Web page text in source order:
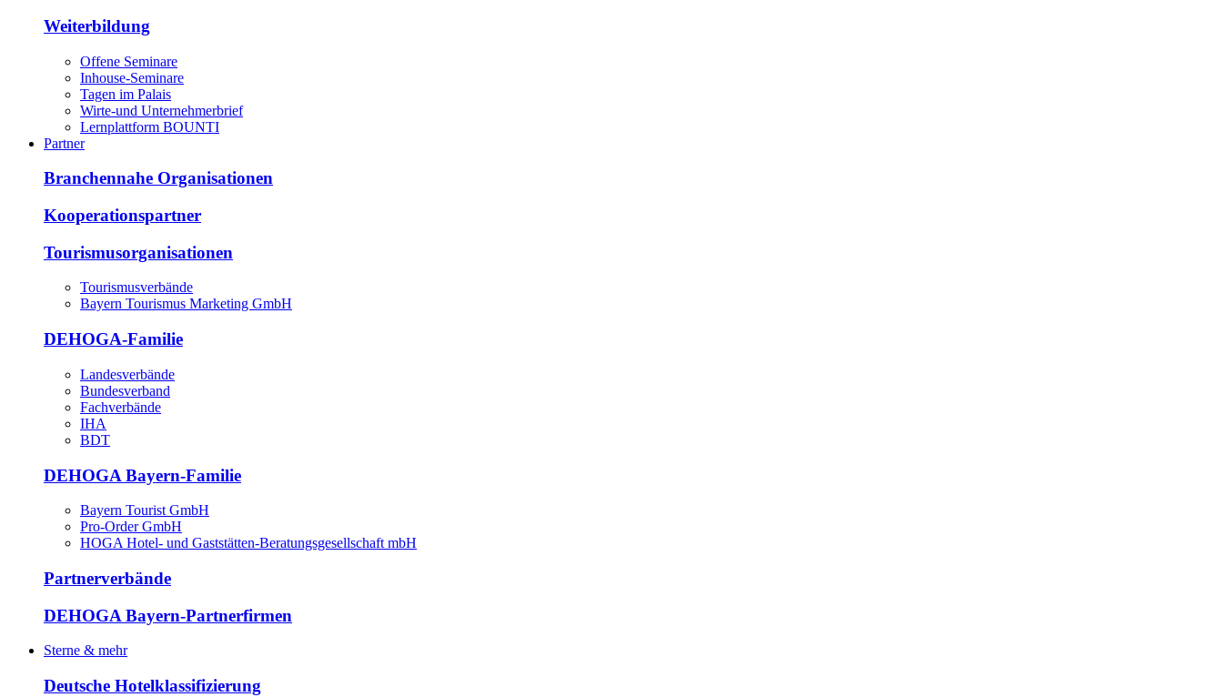
Weiterbildung
Offene Seminare
Inhouse-Seminare
Tagen im Palais
Wirte-und Unternehmerbrief
Lernplattform BOUNTI
Partner
Branchennahe Organisationen
Kooperationspartner
Tourismusorganisationen
Tourismusverbände
Bayern Tourismus Marketing GmbH
DEHOGA-Familie
Landesverbände
Bundesverband
Fachverbände
IHA
BDT
DEHOGA Bayern-Familie
Bayern Tourist GmbH
Pro-Order GmbH
HOGA Hotel- und Gaststätten-Beratungsgesellschaft mbH
Partnerverbände
DEHOGA Bayern-Partnerfirmen
Sterne & mehr
Deutsche Hotelklassifizierung